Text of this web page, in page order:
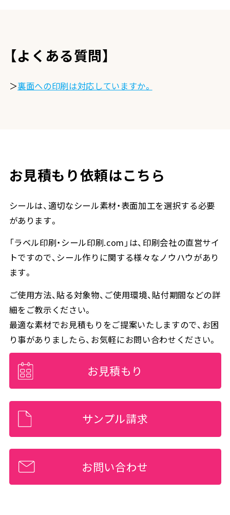
【よくある質問】
＞裏面への印刷は対応していますか。
お見積もり依頼はこちら
シールは、適切なシール素材・表面加工を選択する必要
があります。
「ラベル印刷・シール印刷.com」は、印刷会社の直営サイ
トですので、シール作りに関する様々なノウハウがあり
ます。
ご使用方法、貼る対象物、ご使用環境、貼付期間などの詳
細をご教示ください。
最適な素材でお見積もりをご提案いたしますので、お困
り事がありましたら、お気軽にお問い合わせください。
お見積もり
サンプル請求
お問い合わせ